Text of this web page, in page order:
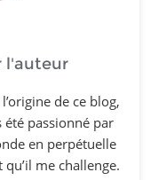
l'auteur
de ce blog,
été passionné par
en perpétuelle
me challenge.